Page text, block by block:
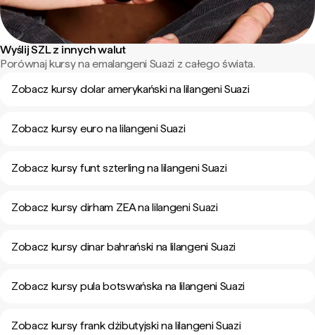
Wyślij SZL z innych walut
Porównaj kursy na emalangeni Suazi z całego świata.
Zobacz kursy dolar amerykański na lilangeni Suazi
Zobacz kursy euro na lilangeni Suazi
Zobacz kursy funt szterling na lilangeni Suazi
Zobacz kursy dirham ZEA na lilangeni Suazi
Zobacz kursy dinar bahrański na lilangeni Suazi
Zobacz kursy pula botswańska na lilangeni Suazi
Zobacz kursy frank dżibutyjski na lilangeni Suazi